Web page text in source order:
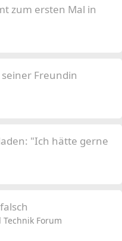
zum ersten Mal in
Freundin
"Ich hätte gerne
Forum